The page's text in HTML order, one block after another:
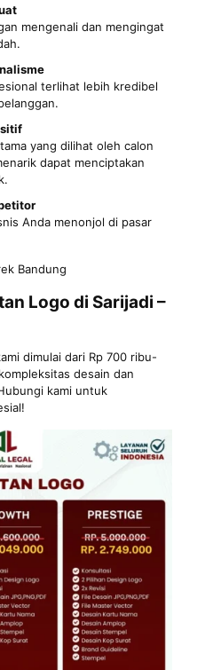
mengenali dan mengingat
terlihat lebih kredibel
yang dilihat oleh calon
dapat menciptakan
Anda menonjol di pasar
Bandung
Logo di Sarijadi –
dimulai dari Rp 700 ribu-
desain dan
kami untuk